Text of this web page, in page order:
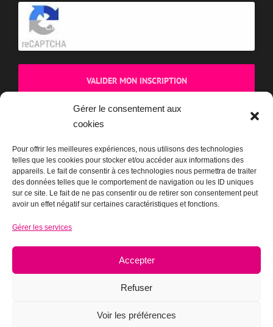
Gérer le consentement aux
cookies
Pour offrir les meilleures expériences, nous utilisons des technologies
telles que les cookies pour stocker et/ou accéder aux informations des
appareils. Le fait de consentir à ces technologies nous permettra de traiter
des données telles que le comportement de navigation ou les ID uniques
sur ce site. Le fait de ne pas consentir ou de retirer son consentement peut
avoir un effet négatif sur certaines caractéristiques et fonctions.
Gérer les services
Accepter
Refuser
Voir les préférences
Cliquez pour accepter la validation reCaptcha.
BOUTIQUE